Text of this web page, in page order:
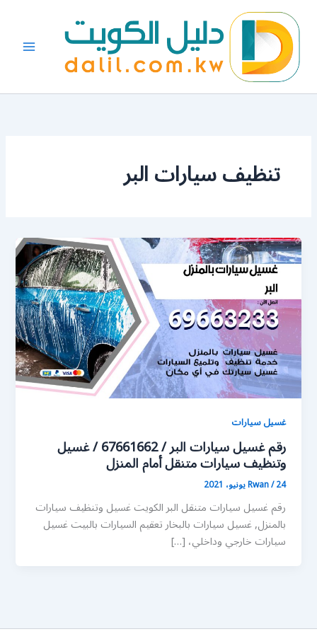
المحتوى
تنظيف سيارات البر
غسيل سيارات
رقم غسيل سيارات البر / 67661662 / غسيل
وتنظيف سيارات متنقل أمام المنزل
Rwan/24 يونيو، 2021
رقم غسيل سيارات متنقل البر الكويت غسيل وتنظيف سيارات
بالمنزل, غسيل سيارات بالبخار تعقيم السيارات بالبيت غسيل
سيارات خارجي وداخلي، […]